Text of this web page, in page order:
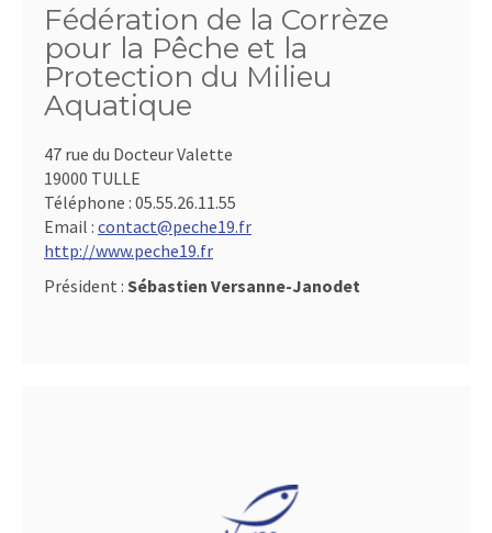
Fédération de la Corrèze
pour la Pêche et la
Protection du Milieu
Aquatique
47 rue du Docteur Valette
19000 TULLE
Téléphone : 05.55.26.11.55
Email : contact@peche19.fr
http://www.peche19.fr
Président : Sébastien Versanne-Janodet